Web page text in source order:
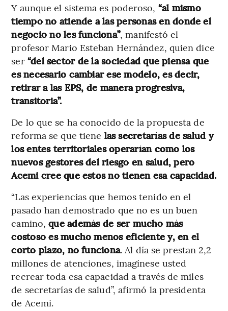
Y aunque el sistema es poderoso, “al mismo
tiempo no atiende a las personas en donde el
negocio no les funciona”, manifestó el
profesor Mario Esteban Hernández, quien dice
ser “del sector de la sociedad que piensa que
es necesario cambiar ese modelo, es decir,
retirar a las EPS, de manera progresiva,
transitoria”.
De lo que se ha conocido de la propuesta de
reforma se que tiene las secretarías de salud y
los entes territoriales operarían como los
nuevos gestores del riesgo en salud, pero
Acemi cree que estos no tienen esa capacidad.
“Las experiencias que hemos tenido en el
pasado han demostrado que no es un buen
camino,que además de ser mucho más
costoso es mucho menos eficiente y, en el
corto plazo, no funciona. Al día se prestan 2,2
millones de atenciones, imagínese usted
recrear toda esa capacidad a través de miles
de secretarías de salud”, afirmó la presidenta
de Acemi.